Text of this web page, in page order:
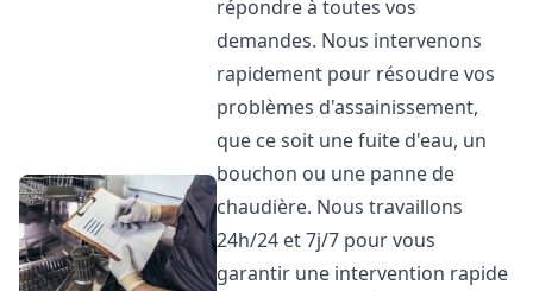
répondre à toutes vos
demandes. Nous intervenons
rapidement pour résoudre vos
problèmes d'assainissement,
que ce soit une fuite d'eau, un
bouchon ou une panne de
chaudière. Nous travaillons
24h/24 et 7j/7 pour vous
garantir une intervention rapide